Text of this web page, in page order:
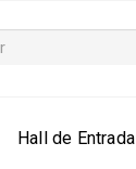
Hall de Entrada